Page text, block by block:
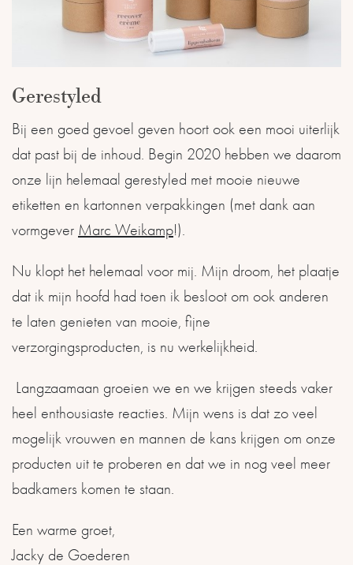
Gerestyled
Bij een goed gevoel geven hoort ook een mooi uiterlijk
dat past bij de inhoud. Begin 2020 hebben we daarom
onze lijn helemaal gerestyled met mooie nieuwe
etiketten en kartonnen verpakkingen (met dank aan
vormgever Marc Weikamp!).
Nu klopt het helemaal voor mij. Mijn droom, het plaatje
dat ik mijn hoofd had toen ik besloot om ook anderen
te laten genieten van mooie, fijne
verzorgingsproducten, is nu werkelijkheid.
Langzaamaan groeien we en we krijgen steeds vaker
heel enthousiaste reacties. Mijn wens is dat zo veel
mogelijk vrouwen en mannen de kans krijgen om onze
producten uit te proberen en dat we in nog veel meer
badkamers komen te staan.
Een warme groet,
Jacky de Goederen